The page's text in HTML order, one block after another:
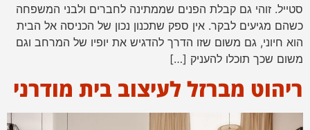
סטייל. זוהי גם קבלת הפנים שממתינה לחברים ולבני המשפחה
כשהם מגיעים לבקר. אין ספק שתכנון נכון של הכניסה אל הבית
הוא חיוני, גם משום שזו הדרך להדגיש את יופיו של המרחב וגם
משום שכך תוכלו להעניק […]
ריהוט מברזל לעיצוב בית מודרני